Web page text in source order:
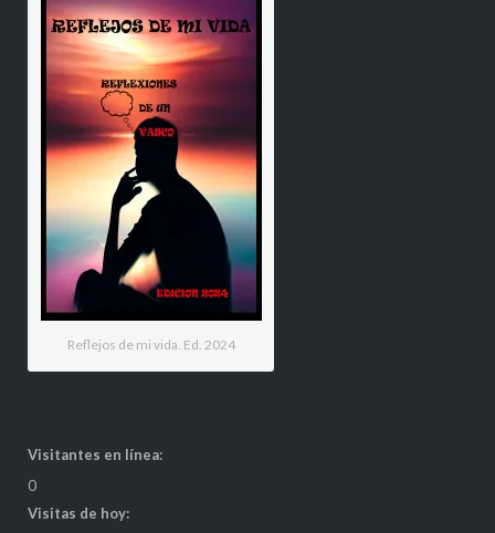
Reflejos de mi vida. Ed. 2024
Visitantes en línea:
0
Visitas de hoy: